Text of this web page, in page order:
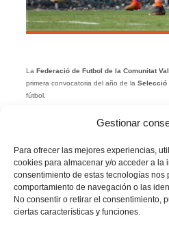
Gestionar
Para ofrecer las mejores experiencias,
cookies para almacenar y/o acceder a la
consentimiento de estas tecnologías nos
comportamiento de navegación o las
No consentir o retirar el consentimiento,
ciertas características y funciones.
La Federació de Futbol de la Comunitat
primera convocatoria del año de la Selecció
fútbol.
preparar la fase plata delCampeonato de
Este entrenamiento se celebrará el
del Camp Miguel Monleón de
Picassent
CONV.-SUB-16-MASC.-PICASSENT Descarga
EstaSelecciódisputó enValladolid, del 18
primera fase delCampeonato de España